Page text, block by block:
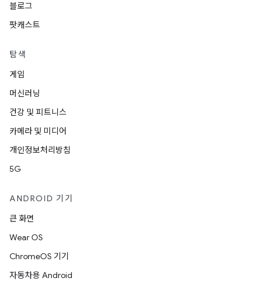
블로그
팟캐스트
탐색
게임
머신러닝
건강 및 피트니스
카메라 및 미디어
개인정보처리방침
5G
ANDROID 기기
큰 화면
Wear OS
ChromeOS 기기
자동차용 Android